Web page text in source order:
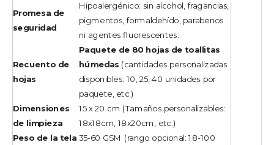
Promesa de
seguridad
Hipoalergénico: sin alcohol, fragancias,
pigmentos, formaldehído, parabenos
ni agentes fluorescentes.
Recuento de
hojas
Paquete de 80 hojas de toallitas
húmedas (cantidades personalizadas
disponibles: 10, 25, 40 unidades por
paquete, etc.)
Dimensiones
de limpieza
15 x 20 cm (Tamaños personalizables:
18x18cm, 18x20cm, etc.)
Peso de la tela 35-60 GSM (rango opcional: 18-100